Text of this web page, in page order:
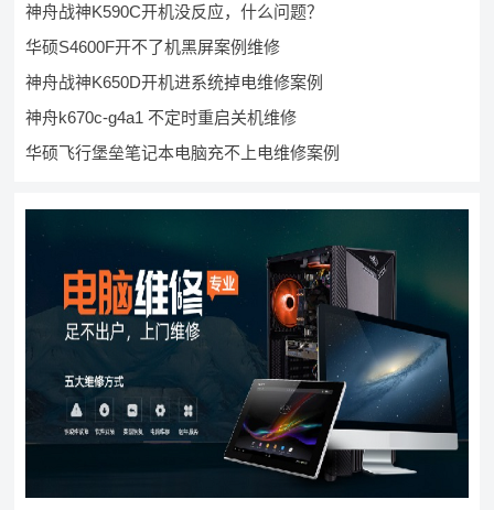
神舟战神K590C开机没反应，什么问题？
华硕S4600F开不了机黑屏案例维修
神舟战神K650D开机进系统掉电维修案例
神舟k670c-g4a1 不定时重启关机维修
华硕飞行堡垒笔记本电脑充不上电维修案例